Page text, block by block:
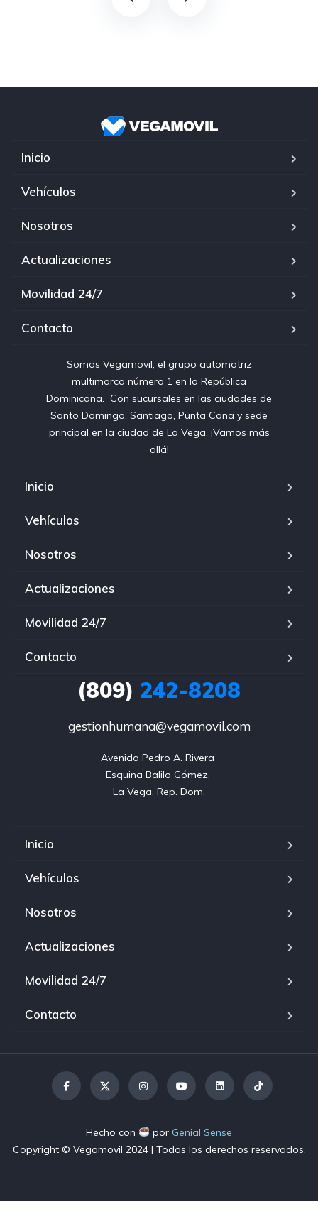
Inicio
Vehículos
Nosotros
Actualizaciones
Movilidad 24/7
Contacto
Somos Vegamovil, el grupo automotriz
multimarca número 1 en la República
Dominicana⁣. ⁣ Con sucursales en las ciudades de
Santo Domingo, Santiago, Punta Cana y sede
principal en la ciudad de La Vega. ¡Vamos más
allá!
Inicio
Vehículos
Nosotros
Actualizaciones
Movilidad 24/7
Contacto
(809) 242-8208
gestionhumana@vegamovil.com
Avenida Pedro A. Rivera
Esquina Balilo Gómez,
La Vega, Rep. Dom.
Inicio
Vehículos
Nosotros
Actualizaciones
Movilidad 24/7
Contacto
Hecho con por Genial Sense
Copyright © Vegamovil 2024| Todos los derechos reservados.